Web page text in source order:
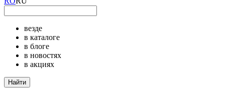
везде
в каталоге
в блоге
в новостях
в акциях
Найти